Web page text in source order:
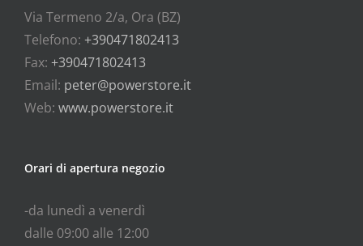
Via Termeno 2/a, Ora (BZ)
Telefono: +390471802413
Fax: +390471802413
Email: peter@powerstore.it
Web: www.powerstore.it
Orari di apertura negozio
-da lunedì a venerdì
dalle 09:00 alle 12:00